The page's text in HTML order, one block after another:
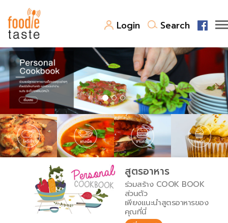
Login Search
สูตรอาหาร
สูตรอาหารล่าสุด
Top Foodie
พาไปชิม
สารพันก้นครัว
เคล็ดลับน่ารู้
เปรียบเทียบหน่วยการตวง
เปรียบเทียบอุณหภูมิ
เปรียบเทียบน้ำหนักวัตถุดิบ
FoodPedia
สร้าง Cookbook
สูตรอาหาร
ร่วมสร้าง COOK BOOK
ส่วนตัว
เพียงแนะนำสูตรอาหารของ
คุณที่นี่